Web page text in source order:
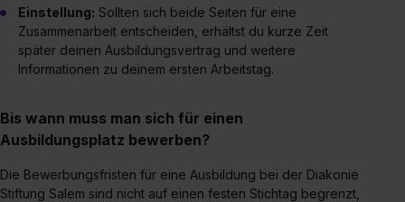
Einstellung: Sollten sich beide Seiten für eine
Zusammenarbeit entscheiden, erhältst du kurze Zeit
später deinen Ausbildungsvertrag und weitere
Informationen zu deinem ersten Arbeitstag.
Bis wann muss man sich für einen
Ausbildungsplatz bewerben?
Die Bewerbungsfristen für eine Ausbildung bei der Diakonie
Stiftung Salem sind nicht auf einen festen Stichtag begrenzt,